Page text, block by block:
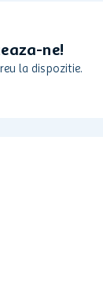
ne!
la dispozitie.